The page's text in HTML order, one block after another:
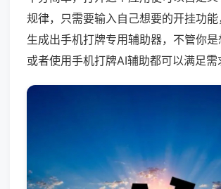
规律，只需要输入自己想要的开挂功
生成出手机打牌专用辅助器，不管你
或者使用手机打牌AI辅助都可以满足需